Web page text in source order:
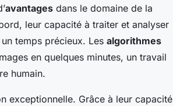
avantages dans le domaine de la
leur capacité à traiter et analyser
temps précieux. Les algorithmes
en quelques minutes, un travail
humain.
exceptionnelle. Grâce à leur capacité